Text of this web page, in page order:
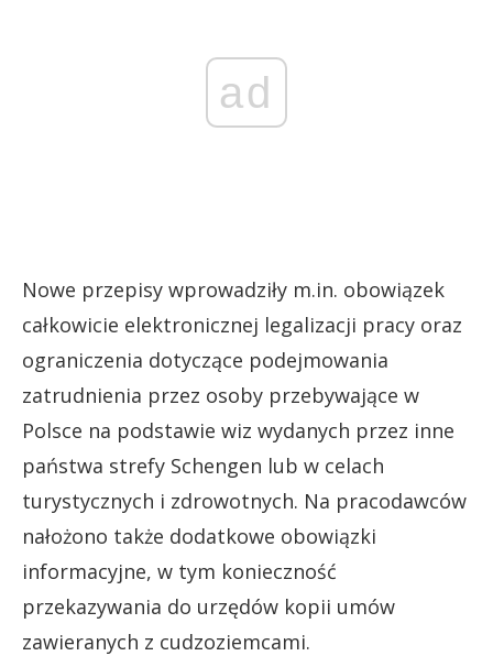
ad
Nowe przepisy wprowadziły m.in. obowiązek
całkowicie elektronicznej legalizacji pracy oraz
ograniczenia dotyczące podejmowania
zatrudnienia przez osoby przebywające w
Polsce na podstawie wiz wydanych przez inne
państwa strefy Schengen lub w celach
turystycznych i zdrowotnych. Na pracodawców
nałożono także dodatkowe obowiązki
informacyjne, w tym konieczność
przekazywania do urzędów kopii umów
zawieranych z cudzoziemcami.